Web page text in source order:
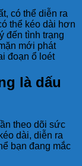
có thể diễn ra
thể kéo dài hơn
đến tình trạng
mới phát
đoạn ổ loét
là dấu
theo dõi sức
dài, diễn ra
bạn đang mắc